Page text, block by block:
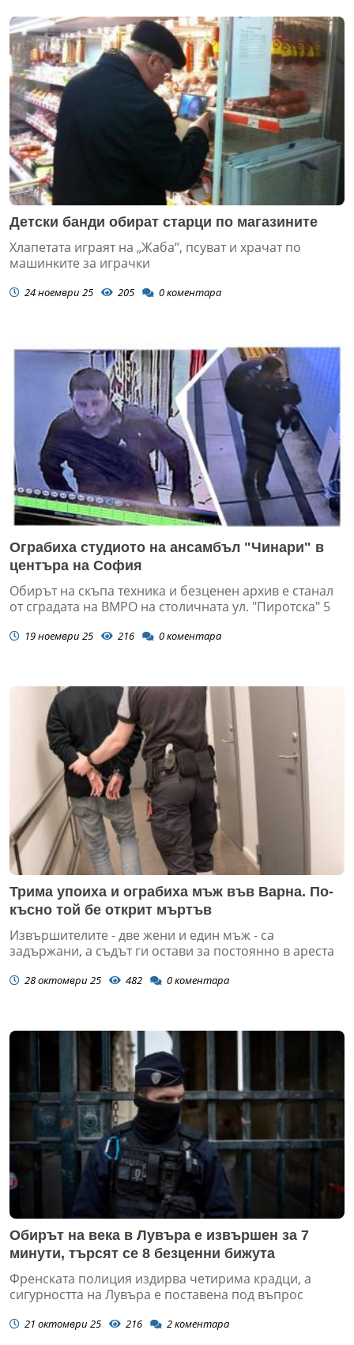
Детски банди обират старци по магазините
Хлапетата играят на „Жаба“, псуват и храчат по
машинките за играчки
24 ноември 25 205 0коментара
Ограбиха студиото на ансамбъл "Чинари" в
центъра на София
Обирът на скъпа техника и безценен архив е станал
от сградата на ВМРО на столичната ул. "Пиротска" 5
19 ноември 25 216 0коментара
Трима упоиха и ограбиха мъж във Варна. По-
късно той бе открит мъртъв
Извършителите - две жени и един мъж - са
задържани, а съдът ги остави за постоянно в ареста
28 октомври 25 482 0коментара
Обирът на века в Лувъра е извършен за 7
минути, търсят се 8 безценни бижута
Френската полиция издирва четирима крадци, а
сигурността на Лувъра е поставена под въпрос
21 октомври 25 216 2коментара